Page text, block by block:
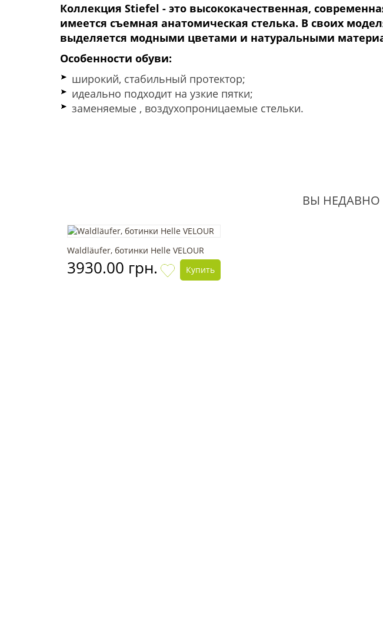
Коллекция Stiefel - это высококачественная,
имеется съемная анатомическая стелька. В своих
выделяется модными цветами и натуральными
Особенности обуви:
широкий, стабильный протектор;
идеально подходит на узкие пятки;
заменяемые , воздухопроницаемые стельки.
ВЫ
Waldläufer, ботинки Helle VELOUR
3930.00 грн. Купить